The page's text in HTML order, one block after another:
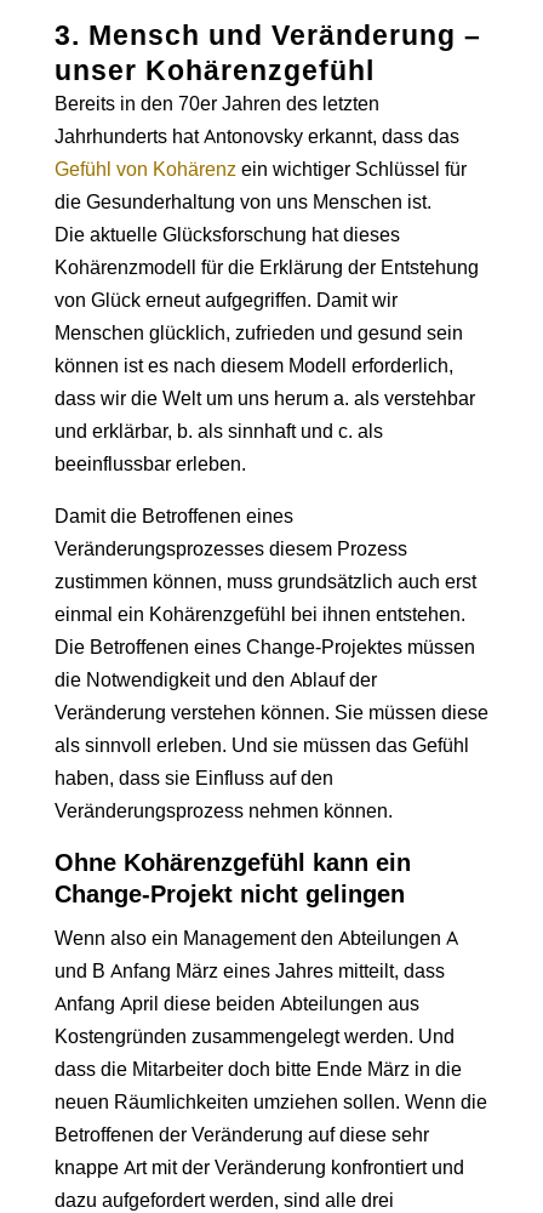
3. Mensch und Veränderung –
unser Kohärenzgefühl
Bereits in den 70er Jahren des letzten
Jahrhunderts hat Antonovsky erkannt, dass das
Gefühl von Kohärenz ein wichtiger Schlüssel für
die Gesunderhaltung von uns Menschen ist.
Die aktuelle Glücksforschung hat dieses
Kohärenzmodell für die Erklärung der Entstehung
von Glück erneut aufgegriffen. Damit wir
Menschen glücklich, zufrieden und gesund sein
können ist es nach diesem Modell erforderlich,
dass wir die Welt um uns herum a. als verstehbar
und erklärbar, b. als sinnhaft und c. als
beeinflussbar erleben.
Damit die Betroffenen eines
Veränderungsprozesses diesem Prozess
zustimmen können, muss grundsätzlich auch erst
einmal ein Kohärenzgefühl bei ihnen entstehen.
Die Betroffenen eines Change-Projektes müssen
die Notwendigkeit und den Ablauf der
Veränderung verstehen können. Sie müssen diese
als sinnvoll erleben. Und sie müssen das Gefühl
haben, dass sie Einfluss auf den
Veränderungsprozess nehmen können.
Ohne Kohärenzgefühl kann ein
Change-Projekt nicht gelingen
Wenn also ein Management den Abteilungen A
und B Anfang März eines Jahres mitteilt, dass
Anfang April diese beiden Abteilungen aus
Kostengründen zusammengelegt werden. Und
dass die Mitarbeiter doch bitte Ende März in die
neuen Räumlichkeiten umziehen sollen. Wenn die
Betroffenen der Veränderung auf diese sehr
knappe Art mit der Veränderung konfrontiert und
dazu aufgefordert werden, sind alle drei